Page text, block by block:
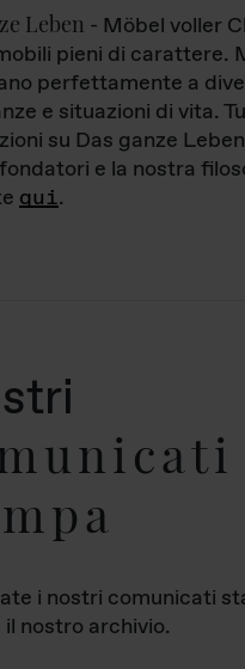
Leben - Möbel voller
pieni di carattere.
perfettamente a
e situazioni di vita.
su Das ganze
e la nostra
qui.
i nostri comunicati
nostro archivio.